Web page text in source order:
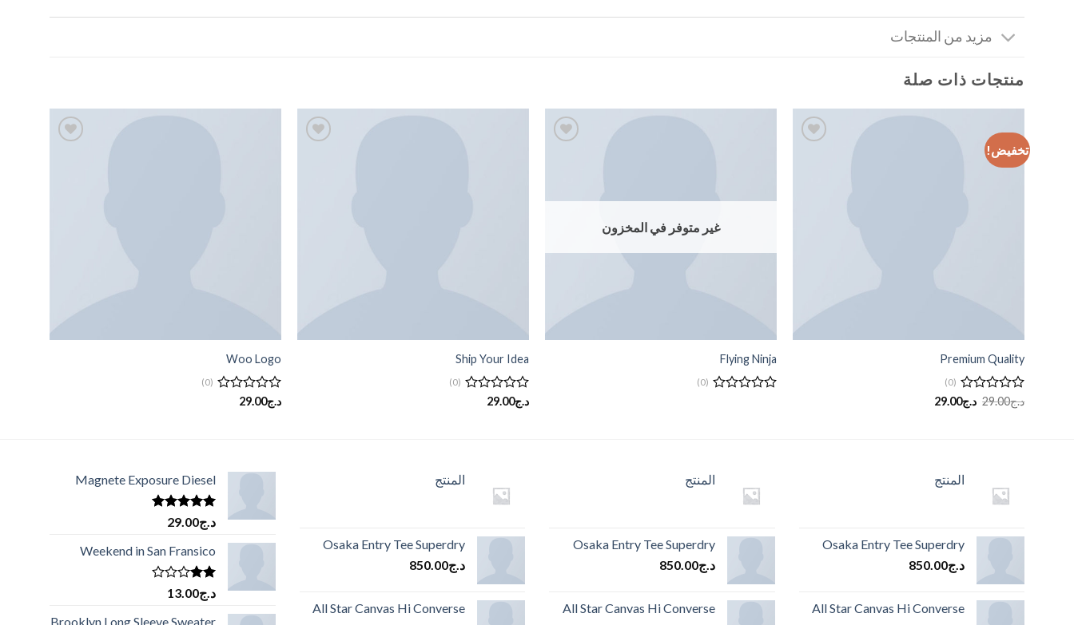
مزيد من المنتجات
منتجات ذات صلة
تخفيض!
Premium Quality
تم
(0)
د.ج29.00 السعر
الأصلي
د.ج29.00
غير متوفر في المخزون
Flying Ninja
(0)
Ship Your Idea
تم
(0)
د.ج29.00
Woo Logo
تم
(0)
د.ج29.00
المنتج
Osaka Entry Tee Superdry
د.ج850.00
All Star Canvas Hi Converse
المنتج
Osaka Entry Tee Superdry
د.ج850.00
All Star Canvas Hi Converse
المنتج
Osaka Entry Tee Superdry
د.ج850.00
All Star Canvas Hi Converse
Magnete Exposure Diesel
تم التقييم
5.00
د.ج29.00
Weekend in San Fransico
تم
التقييم
2.00
د.ج13.00
Brooklyn Long Sleeve Sweater